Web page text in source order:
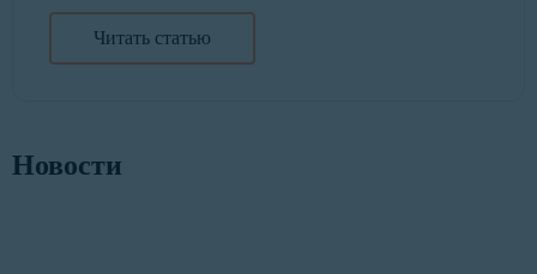
Читать статью
Новости